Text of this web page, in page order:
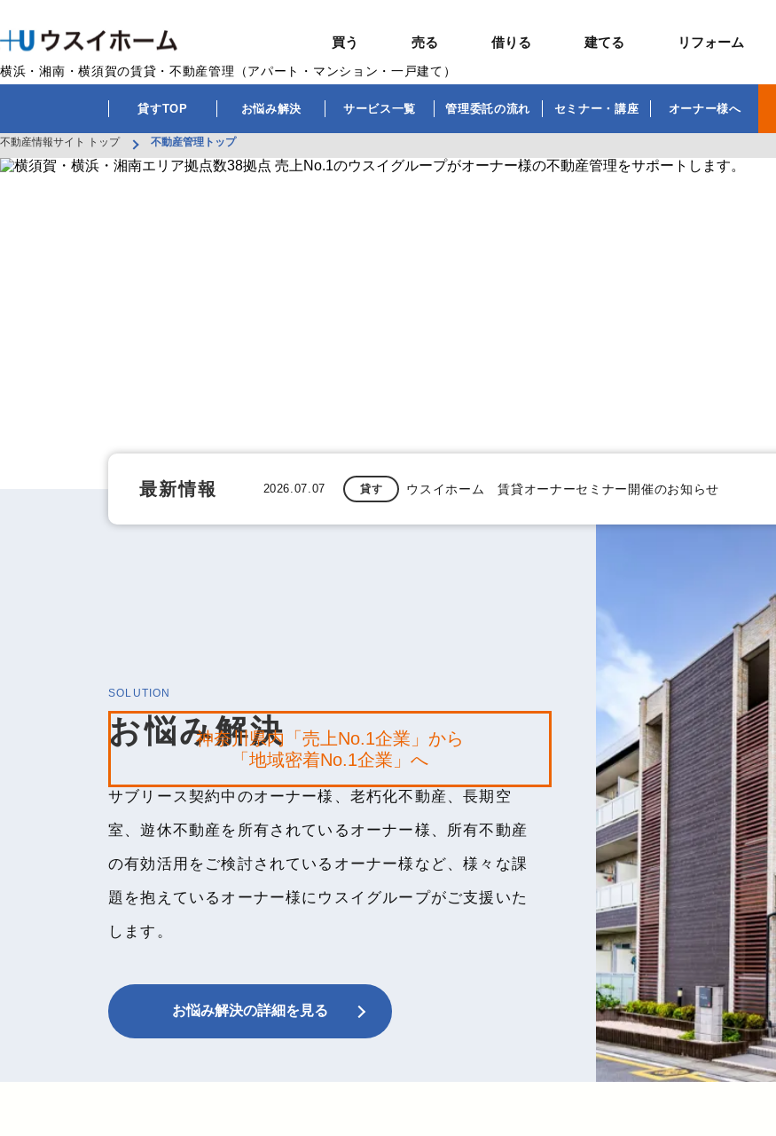
横浜・湘南・横須賀の賃貸・不動産管理（アパート・マンション・一戸建て）
買う
戸建て（総合）
新築戸建て
中古戸建て
土地
投資物件
ラグジュアリー物件
売る
売るTOP
建物状況調査
レントホーム
借りる
賃貸住宅TOP
エリアから探す
路線から探す
事業用TOP
エリアから探す
路線から探す
建てる
U-CASA 建てるTOP
U-nifty（定額制注文住宅）
Kit-U（高性能企画住宅）
ウスイホームの家づくり
施工事例
お問い合わせ
リフォーム
REFORM リフォームTOP
ウスイのリフォームの魅力
施工事例
ショールーム
リフォームの流れ
MANAGEMENT 貸すTOP
お悩み解決
サービス一覧
セミナー・講座
オーナー様へ
COMPANY INFO 企業情報TOP
店舗情報
採用情報
貸すTOP お悩み解決 サービス一覧 管理委託の流れ セミナー・講座 オーナー様へ
不動産情報サイト トップ 不動産管理トップ
最新情報 2026.07.07 貸す ウスイホーム 賃貸オーナーセミナー開催のお知らせ
神奈川県内「売上No.1企業」から
「地域密着No.1企業」へ
SOLUTION
お悩み解決
サブリース契約中のオーナー様、老朽化不動産、長期空
室、遊休不動産を所有されているオーナー様、所有不動産
の有効活用をご検討されているオーナー様など、様々な課
題を抱えているオーナー様にウスイグループがご支援いた
します。
お悩み解決の詳細を見る